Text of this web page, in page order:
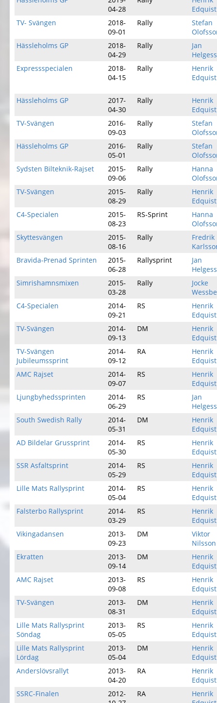
04-28
Edquist
TV- Svängen
2018-
09-01
Rally
Stefan
Hässleholms GP
2018-
04-29
Rally
Jan
Expressspecialen
2018-
04-15
Rally
Henrik
Edquist
Hässleholms GP
2017-
04-30
Rally
Henrik
Edquist
TV-Svängen
2016-
09-03
Rally
Stefan
Hässleholms GP
2016-
05-01
Rally
Stefan
Sydsten Bilteknik-Rajset
2015-
09-06
Rally
Hanna
TV-Svängen
2015-
08-29
Rally
Henrik
Edquist
C4-Specialen
2015-
08-23
RS-Sprint
Hanna
Skyttesvängen
2015-
08-16
Rally
Fredrik
Bravida-Prenad Sprinten
2015-
06-28
Rallysprint
Jan
Simrishamnsmixen
2015-
03-28
Rally
Jocke
C4-Specialen
2014-
09-21
RS
Henrik
Edquist
TV-Svängen
2014-
09-13
DM
Henrik
Edquist
TV-Svängen
Jubileumssprint
2014-
09-12
RA
Henrik
Edquist
AMC Rajset
2014-
09-07
RS
Henrik
Edquist
Ljungbyhedssprinten
2014-
06-29
RS
Jan
South Swedish Rally
2014-
05-31
DM
Henrik
Edquist
AD Bildelar Grussprint
2014-
05-30
RS
Henrik
Edquist
SSR Asfaltsprint
2014-
05-29
RS
Henrik
Edquist
Lille Mats Rallysprint
2014-
05-04
RS
Henrik
Edquist
Falsterbo Rallysprint
2014-
03-29
RS
Henrik
Edquist
Vikingadansen
2013-
09-23
DM
Viktor
Nilsson
Ekratten
2013-
09-14
DM
Henrik
Edquist
AMC Rajset
2013-
09-08
RS
Henrik
Edquist
TV-Svängen
2013-
08-31
DM
Henrik
Edquist
Lille Mats Rallysprint
Söndag
2013-
05-05
RS
Henrik
Edquist
Lille Mats Rallysprint
Lördag
2013-
05-04
DM
Henrik
Edquist
Anderslövsrallyt
2013-
04-20
RA
Henrik
Edquist
SSRC-Finalen
2012-
RA
Henrik